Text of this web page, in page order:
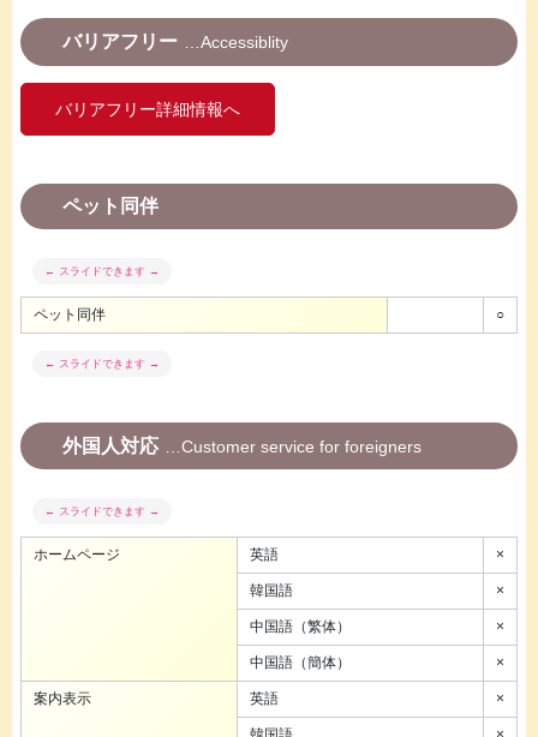
バリアフリー Accessiblity
バリアフリー詳細情報へ
ペット同伴
ペット同伴 ○
外国人対応 Customer service for foreigners
ホームページ 英語 ×
韓国語 ×
中国語（繁体） ×
中国語（簡体） ×
案内表示 英語 ×